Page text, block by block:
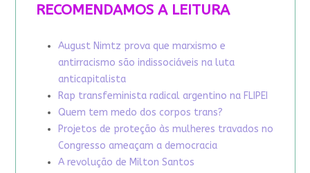
RECOMENDAMOS A LEITURA
August Nimtz prova que marxismo e
antirracismo são indissociáveis na luta
anticapitalista
Rap transfeminista radical argentino na FLIPEI
Quem tem medo dos corpos trans?
Projetos de proteção às mulheres travados no
Congresso ameaçam a democracia
A revolução de Milton Santos